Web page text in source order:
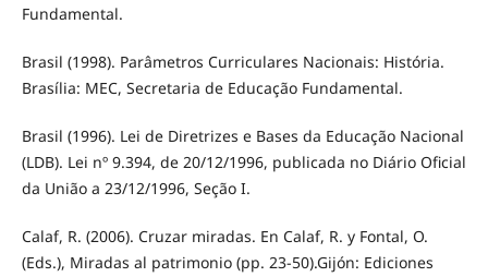
Fundamental.
Brasil (1998). Parâmetros Curriculares Nacionais: História.
Brasília: MEC, Secretaria de Educação Fundamental.
Brasil (1996). Lei de Diretrizes e Bases da Educação Nacional
(LDB). Lei nº 9.394, de 20/12/1996, publicada no Diário Oficial
da União a 23/12/1996, Seção I.
Calaf, R. (2006). Cruzar miradas. En Calaf, R. y Fontal, O.
(Eds.), Miradas al patrimonio (pp. 23-50).Gijón: Ediciones